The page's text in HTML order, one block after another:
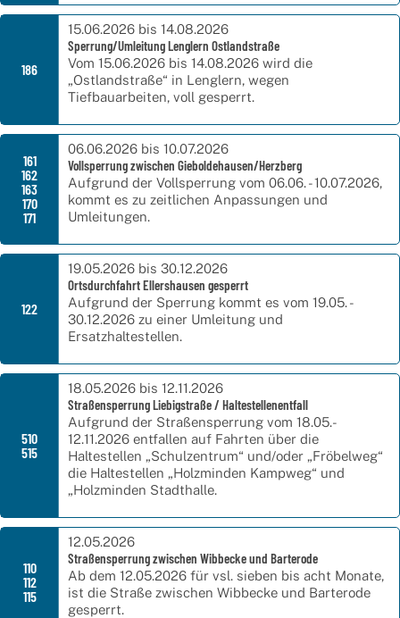
186
15.06.2026 bis 14.08.2026
Sperrung/Umleitung Lenglern Ostlandstraße
Vom 15.06.2026 bis 14.08.2026 wird die
„Ostlandstraße“ in Lenglern, wegen
Tiefbauarbeiten, voll gesperrt.
161
162
163
170
171
06.06.2026 bis 10.07.2026
Vollsperrung zwischen Gieboldehausen/Herzberg
Aufgrund der Vollsperrung vom 06.06. - 10.07.2026,
kommt es zu zeitlichen Anpassungen und
Umleitungen.
122
19.05.2026 bis 30.12.2026
Ortsdurchfahrt Ellershausen gesperrt
Aufgrund der Sperrung kommt es vom 19.05. -
30.12.2026 zu einer Umleitung und
Ersatzhaltestellen.
510
515
18.05.2026 bis 12.11.2026
Straßensperrung Liebigstraße / Haltestellenentfall
Aufgrund der Straßensperrung vom 18.05.-
12.11.2026 entfallen auf Fahrten über die
Haltestellen „Schulzentrum“ und/oder „Fröbelweg“
die Haltestellen „Holzminden Kampweg“ und
„Holzminden Stadthalle.
110
112
115
12.05.2026
Straßensperrung zwischen Wibbecke und Barterode
Ab dem 12.05.2026 für vsl. sieben bis acht Monate,
ist die Straße zwischen Wibbecke und Barterode
gesperrt.